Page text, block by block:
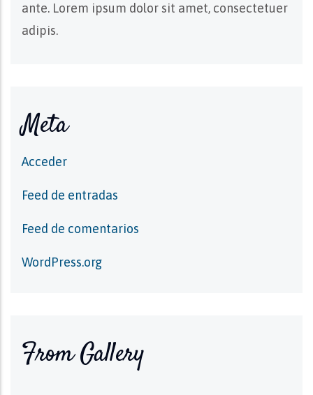
ante. Lorem ipsum dolor sit amet, consectetuer
adipis.
Meta
Acceder
Feed de entradas
Feed de comentarios
WordPress.org
From Gallery